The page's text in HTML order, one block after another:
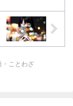
・ことわざ